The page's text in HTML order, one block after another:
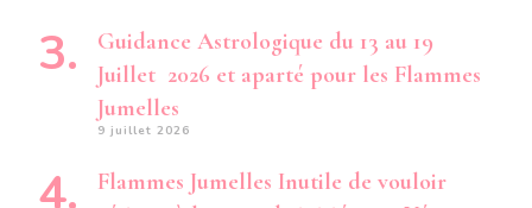
Guidance Astrologique du 13 au 19
Juillet 2026 et aparté pour les Flammes
Jumelles
9 juillet 2026
Flammes Jumelles Inutile de vouloir